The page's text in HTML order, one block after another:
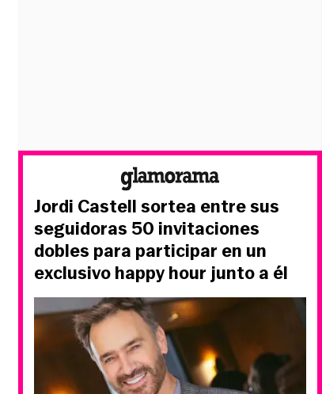
Jordi Castell sortea entre sus
seguidoras 50 invitaciones
dobles para participar en un
exclusivo happy hour junto a él